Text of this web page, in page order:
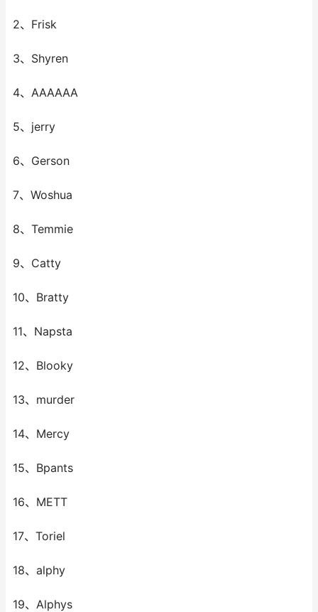
2、Frisk
3、Shyren
4、AAAAAA
5、jerry
6、Gerson
7、Woshua
8、Temmie
9、Catty
10、Bratty
11、Napsta
12、Blooky
13、murder
14、Mercy
15、Bpants
16、METT
17、Toriel
18、alphy
19、Alphys